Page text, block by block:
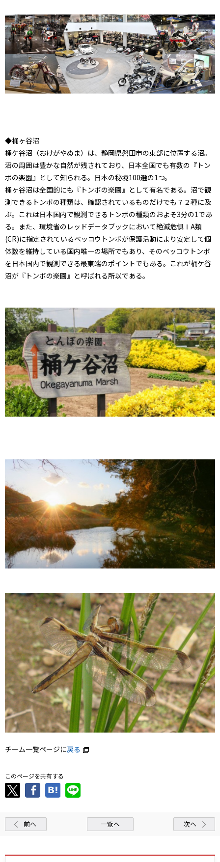
◆桶ヶ谷沼
桶ケ谷沼（おけがやぬま）は、静岡県磐田市の東部に位置する沼。
沼の周囲は豊かな自然が残されており、日本全国でも有数の『トン
ボの楽園』として知られる。日本の秘境100選の1つ。
桶ヶ谷沼は全国的にも『トンボの楽園』として有名である。沼で観
測できるトンボの種類は、確認されているものだけでも７２種に及
ぶ。これは日本国内で観測できるトンボの種類のおよそ3分の1であ
る。また、環境省のレッドデータブックにおいて絶滅危惧ⅠA類
(CR)に指定されているベッコウトンボが保護活動により安定して個
体数を維持している国内唯一の場所でもあり、そのベッコウトンボ
を日本国内で観測できる最東端のポイントでもある。これが桶ケ谷
沼が『トンボの楽園』と呼ばれる所以である。
チーム一覧ページに戻る
このページを共有する
前へ 一覧へ 次へ